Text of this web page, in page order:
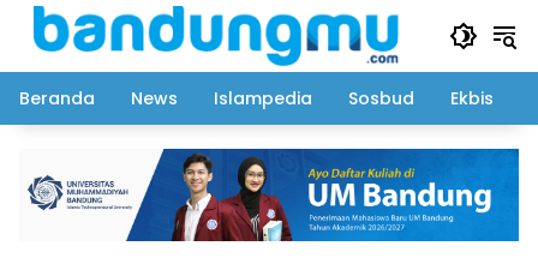
Langsung
Beranda
News Islampedia Sosbud Ekbis